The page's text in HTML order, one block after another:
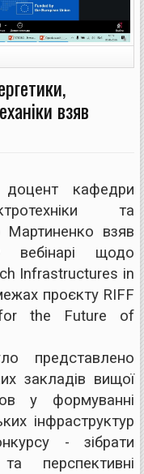
електромеханіки
взяв
кафедри
та
Мартиненко взяв
вебінарі щодо
Infrastructures in
проєкту RIFF
the Future of
представлено
закладів вищої
у формуванні
інфраструктур
- зібрати
перспективні